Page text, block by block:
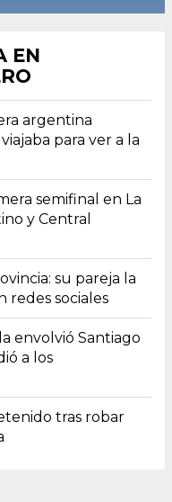
EN
argentina
para ver a la
semifinal en La
y Central
su pareja la
redes sociales
envolvió Santiago
a los
tras robar